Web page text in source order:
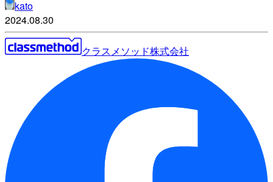
kato
2024.08.30
クラスメソッド株式会社